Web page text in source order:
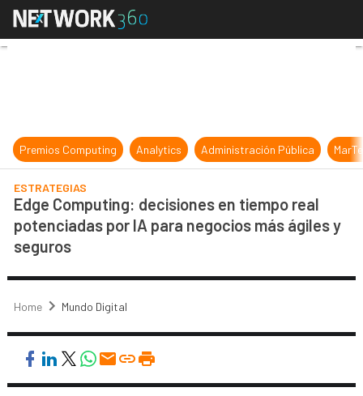
Edge Computing: decisiones en
Premios Computing Analytics Administración Pública
ESTRATEGIAS
Edge Computing: decisiones en tiempo real
potenciadas por IA para negocios más ágiles y
seguros
Home Mundo Digital